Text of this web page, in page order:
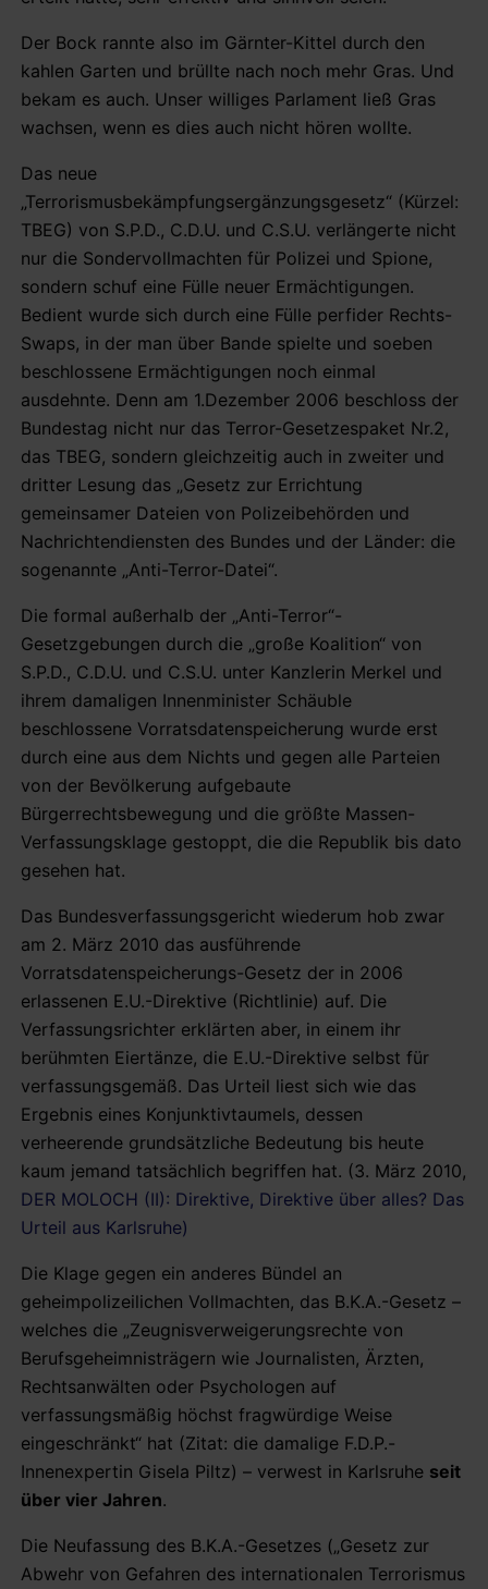
Der Bock rannte also im Gärnter-Kittel durch den
kahlen Garten und brüllte nach noch mehr Gras. Und
bekam es auch. Unser williges Parlament ließ Gras
wachsen, wenn es dies auch nicht hören wollte.
Das neue
„Terrorismusbekämpfungsergänzungsgesetz“ (Kürzel:
TBEG) von S.P.D., C.D.U. und C.S.U. verlängerte nicht
nur die Sondervollmachten für Polizei und Spione,
sondern schuf eine Fülle neuer Ermächtigungen.
Bedient wurde sich durch eine Fülle perfider Rechts-
Swaps, in der man über Bande spielte und soeben
beschlossene Ermächtigungen noch einmal
ausdehnte. Denn am 1.Dezember 2006 beschloss der
Bundestag nicht nur das Terror-Gesetzespaket Nr.2,
das TBEG, sondern gleichzeitig auch in zweiter und
dritter Lesung das „Gesetz zur Errichtung
gemeinsamer Dateien von Polizeibehörden und
Nachrichtendiensten des Bundes und der Länder: die
sogenannte „Anti-Terror-Datei“.
Die formal außerhalb der „Anti-Terror“-
Gesetzgebungen durch die „große Koalition“ von
S.P.D., C.D.U. und C.S.U. unter Kanzlerin Merkel und
ihrem damaligen Innenminister Schäuble
beschlossene Vorratsdatenspeicherung wurde erst
durch eine aus dem Nichts und gegen alle Parteien
von der Bevölkerung aufgebaute
Bürgerrechtsbewegung und die größte Massen-
Verfassungsklage gestoppt, die die Republik bis dato
gesehen hat.
Das Bundesverfassungsgericht wiederum hob zwar
am 2. März 2010 das ausführende
Vorratsdatenspeicherungs-Gesetz der in 2006
erlassenen E.U.-Direktive (Richtlinie) auf. Die
Verfassungsrichter erklärten aber, in einem ihr
berühmten Eiertänze, die E.U.-Direktive selbst für
verfassungsgemäß. Das Urteil liest sich wie das
Ergebnis eines Konjunktivtaumels, dessen
verheerende grundsätzliche Bedeutung bis heute
kaum jemand tatsächlich begriffen hat. (3. März 2010,
DER MOLOCH (II): Direktive, Direktive über alles? Das
Urteil aus Karlsruhe)
Die Klage gegen ein anderes Bündel an
geheimpolizeilichen Vollmachten, das B.K.A.-Gesetz –
welches die „Zeugnisverweigerungsrechte von
Berufsgeheimnisträgern wie Journalisten, Ärzten,
Rechtsanwälten oder Psychologen auf
verfassungsmäßig höchst fragwürdige Weise
eingeschränkt“ hat (Zitat: die damalige F.D.P.-
Innenexpertin Gisela Piltz) – verwest in Karlsruhe seit
über vier Jahren.
Die Neufassung des B.K.A.-Gesetzes („Gesetz zur
Abwehr von Gefahren des internationalen Terrorismus